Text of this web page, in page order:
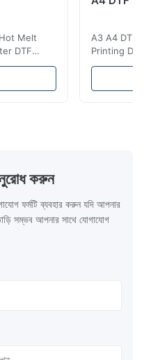
Melt
DTF
Time 8-20
A3 A4 DTF
Printing
application
pattern
করুন
ফর্মটি ব্যবহার করুন যদি আপনার
সম্ভব আপনার সাথে যোগাযোগ